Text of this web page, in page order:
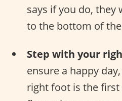
says if you do, they
to the bottom of
Step with your
ensure a happy
right foot is the